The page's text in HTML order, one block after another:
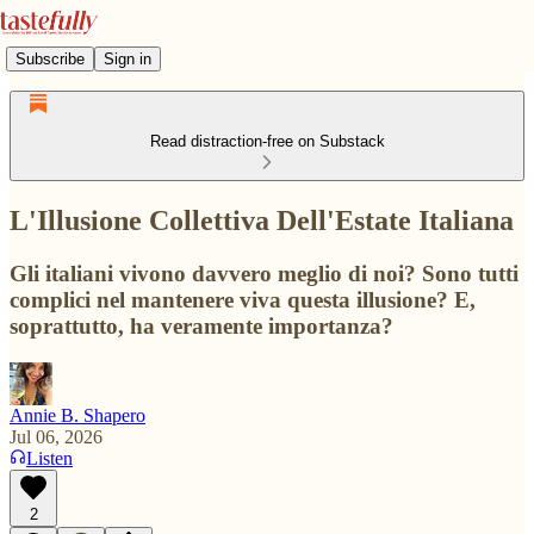
Subscribe Sign in
Read distraction-free on Substack
L'Illusione Collettiva Dell'Estate Italiana
Gli italiani vivono davvero meglio di noi? Sono tutti
complici nel mantenere viva questa illusione? E,
soprattutto, ha veramente importanza?
Annie B. Shapero
Jul 06, 2026
Listen
2